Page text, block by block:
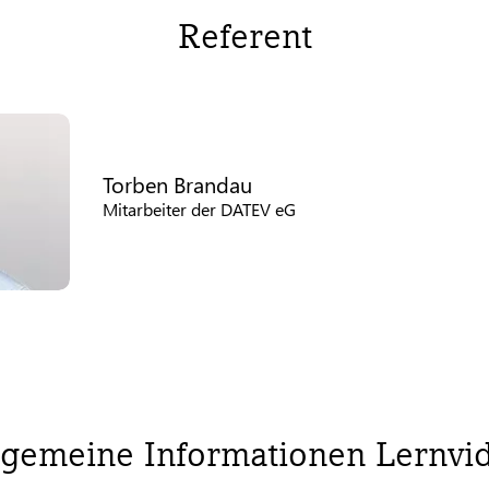
Referent
Torben Brandau
Mitarbeiter der DATEV eG
Informationen